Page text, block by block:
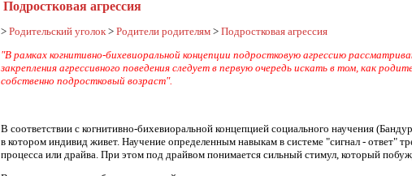
Подростковая агрессия
> Родительский уголок> Родители родителям > Подростковая агрессия
"В рамках когнитивно-бихевиоральной концепции подростковую агрессию
закрепления агрессивного поведения следует в первую очередь искать в том, как
собственно подростковый возраст".
В соответствии с когнитивно-бихевиоральной концепцией социального научения
в котором индивид живет. Научение определенным навыкам в системе "сигнал - ответ"
процесса или драйва. При этом под драйвом понимается сильный стимул, который